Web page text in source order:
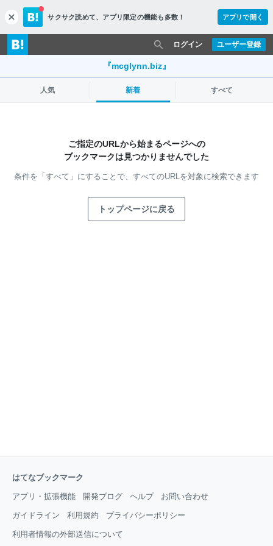
c
l
o
s
サクサク読めて、 アプリ限定の機能も多数！ アプリで開く
ユーザー登録
ログイン
『mcglynn.biz』
人気 新着 すべて
ご指定のURLから始まるページへの
ブックマークは見つかりませんでした
条件を「すべて」にすることで、 すべてのURLを対象に検索できます
トップページに戻る
はてなブックマーク
アプリ・拡張機能 開発ブログ ヘルプ お問い合わせ
ガイドライン 利用規約 プライバシーポリシー
利用者情報の外部送信について